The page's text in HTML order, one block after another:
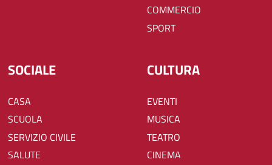
COMMERCIO
SPORT
SOCIALE
CASA
SCUOLA
SERVIZIO CIVILE
SALUTE
CULTURA
EVENTI
MUSICA
TEATRO
CINEMA